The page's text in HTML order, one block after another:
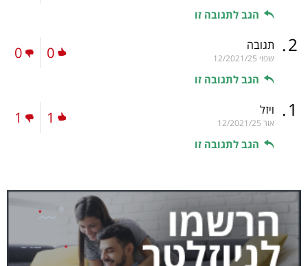
הגב לתגובה זו
2
. תגובה
שפוי 12/2021/25
הגב לתגובה זו
0
0
1
. ויזל
אור 12/2021/25
הגב לתגובה זו
1
1